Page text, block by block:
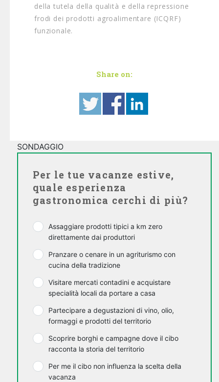
della tutela della qualità e della repressione
frodi dei prodotti agroalimentare (ICQRF)
funzionale.
Share on:
SONDAGGIO
Per le tue vacanze estive,
quale esperienza
gastronomica cerchi di più?
Assaggiare prodotti tipici a km zero
direttamente dai produttori
Pranzare o cenare in un agriturismo con
cucina della tradizione
Visitare mercati contadini e acquistare
specialità locali da portare a casa
Partecipare a degustazioni di vino, olio,
formaggi e prodotti del territorio
Scoprire borghi e campagne dove il cibo
racconta la storia del territorio
Per me il cibo non influenza la scelta della
vacanza